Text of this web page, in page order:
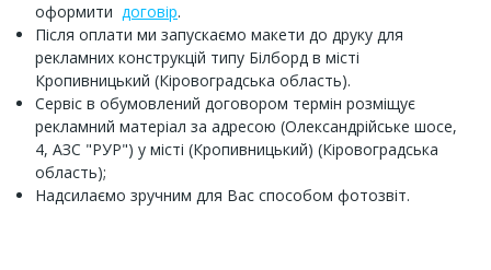
оформити договір.
Після оплати ми запускаємо макети до друку для
рекламних конструкцій типу Білборд в місті
Кропивницький (Кіровоградська область).
Сервіс в обумовлений договором термін розміщує
рекламний матеріал за адресою (Олександрійське шосе,
4, АЗС "РУР") у місті (Кропивницький) (Кіровоградська
область);
Надсилаємо зручним для Вас способом фотозвіт.